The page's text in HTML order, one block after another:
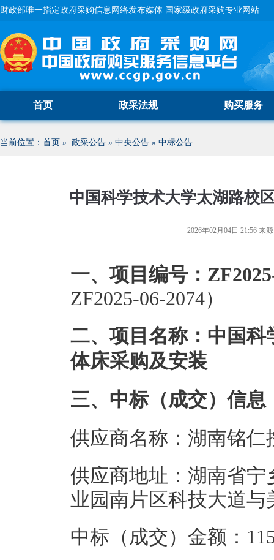
财政部唯一指定政府采购信息网络发布媒体 国家级政府采购专业网站
首页 政采法规 购买服务
当前位置： 首页 » 政采公告 » 中央公告 » 中标公告
中国科学技术大学太湖路校
2026年02月04日 21:56 来
一、项目编号：
ZF2025-06-2074）
二、项目名称：中国
体床采购及安装
三、中标（成交）信息
供应商名称：湖南铭仁
供应商地址：湖南省
业园南片区科技大道与
中标（成交）金额：